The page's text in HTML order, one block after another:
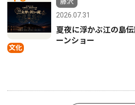
文化
2026.07.31
夏夜に浮かぶ江の島
ーンショー